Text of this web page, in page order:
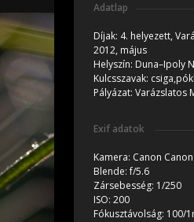
Adatlap
Díjak: 4. helyezett,
2012, május
Helyszín: Duna–Ipoly
Kulcsszavak:
Pályázat: Varázslatos
Exif adatok
Kamera: Canon Canon
Blende:f/5.6
Zársebesség: 1/250
ISO: 200
Fókusztávolság: 100/